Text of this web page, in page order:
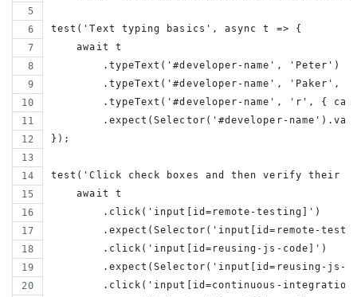
test('Text typing basics', async t => {
    await t
        .typeText('#developer-name', 'Peter')
.typeText('#developer-name', 'Paker',
.typeText('#developer-name', 'r', {
.expect(Selector('#developer-
});
test('Click check boxes and then verify their
    await t
        .click('input[id=remote-testing]')
.expect(Selector('input[id=remote-
        .click('input[id=reusing-js-code]')
.expect(Selector('input[id=reusing-js-
.click('input[id=continuous-